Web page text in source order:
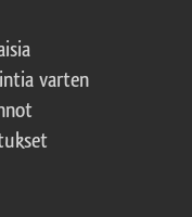
varten